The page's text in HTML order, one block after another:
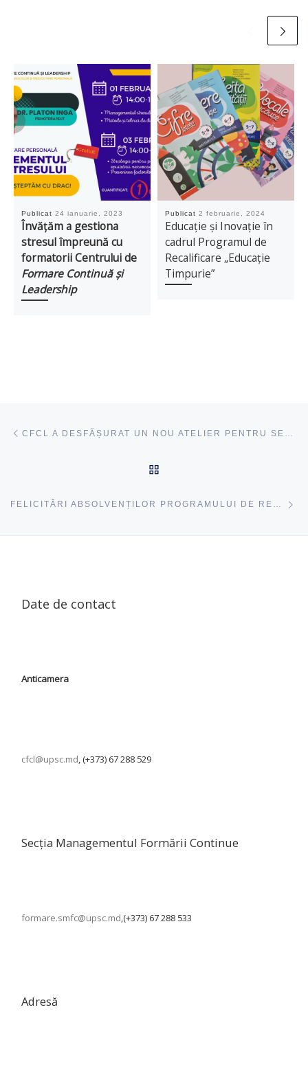
Publicat24 ianuarie, 2023
Învățăm a gestiona
stresul împreună cu
formatorii Centrului de
Formare Continuă și
Leadership
Publicat2 februarie, 2024
Educație și Inovație în
cadrul Programul de
Recalificare „Educație
Timpurie”
FELICITĂRI ABSOLVENȚILOR PROGRAMULUI DE RECALIFICARE „EDUCAȚIE PENTRU SOCIETATE”!
Date de contact
Anticamera
cfcl@upsc.md, (+373) 67 288 529
Secția Managementul Formării Continue
formare.smfc@upsc.md,(+373) 67 288 533
Adresă